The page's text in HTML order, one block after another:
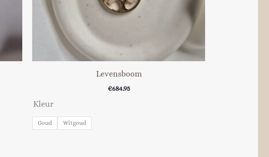
Levensboom
€684.95
Kleur
Goud Witgoud